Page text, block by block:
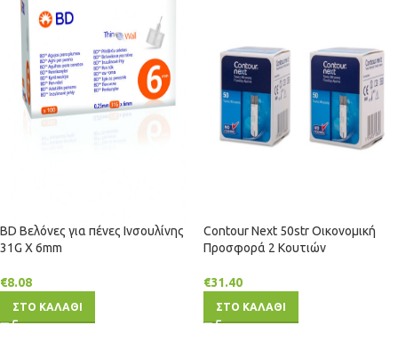
BD Βελόνες για πένες Ινσουλίνης
31G X 6mm
€8.08
ΣΤΟ ΚΑΛΑΘΙ
Contour Next 50str Οικονομική
Προσφορά 2 Κουτιών
€31.40
ΣΤΟ ΚΑΛΑΘΙ